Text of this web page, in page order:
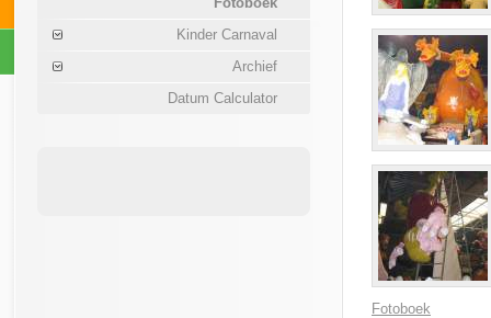
Kinder Carnaval
Archief
Datum Calculator
Fotoboek